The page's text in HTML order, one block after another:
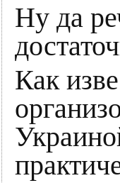
Ну да
Как